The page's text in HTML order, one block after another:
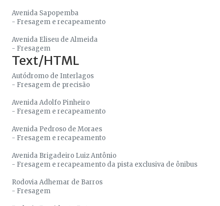
Avenida Sapopemba
- Fresagem e recapeamento
Avenida Eliseu de Almeida
- Fresagem
Text/HTML
Autódromo de Interlagos
- Fresagem de precisão
Avenida Adolfo Pinheiro
- Fresagem e recapeamento
Avenida Pedroso de Moraes
- Fresagem e recapeamento
Avenida Brigadeiro Luiz Antônio
- Fresagem e recapeamento da pista exclusiva de ônibus
Rodovia Adhemar de Barros
- Fresagem